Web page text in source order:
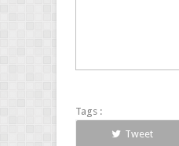
Tags :
Tweet